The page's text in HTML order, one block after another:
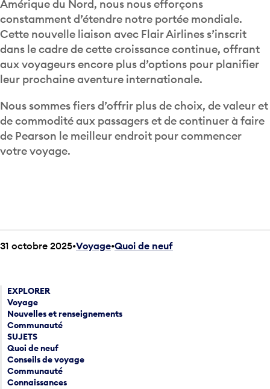
Amérique du Nord, nous nous efforçons
constamment d’étendre notre portée mondiale.
Cette nouvelle liaison avec Flair Airlines s’inscrit
dans le cadre de cette croissance continue, offrant
aux voyageurs encore plus d’options pour planifier
leur prochaine aventure internationale.
Nous sommes fiers d’offrir plus de choix, de valeur et
de commodité aux passagers et de continuer à faire
de Pearson le meilleur endroit pour commencer
votre voyage.
31 octobre 2025 Voyage•Quoi de neuf
EXPLORER
Voyage
Nouvelles et renseignements
Communauté
SUJETS
Quoi de neuf
Conseils de voyage
Communauté
Connaissances